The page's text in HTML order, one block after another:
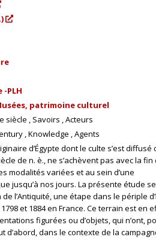
PLH
patrimoine culturel
siècle Savoirs Acteurs
Knowledge Agents
d’Égypte dont le culte s’est diffusé
de n. è., ne s’achèvent pas avec la fin
modalités variées et au sein d’une
jusqu’à nos jours. La présente étude se
l’Antiquité, une étape dans le périple
et 1884 en France. Ce terrain est en
figurées ou d’objets, qui n’ont,
d’abord, dans le contexte de la